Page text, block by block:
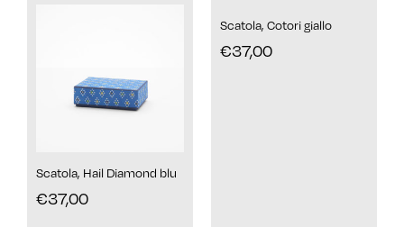
Scatola, Hail Diamond blu
€37,00
Scatola, Cotori giallo
€37,00